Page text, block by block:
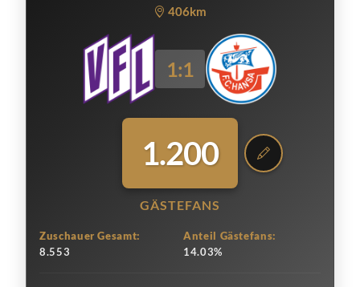
406km
1:1
1.200
GÄSTEFANS
Zuschauer Gesamt:
8.553
Anteil Gästefans:
14.03%